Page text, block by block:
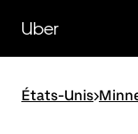
contenu
principal
Uber
États-Unis>